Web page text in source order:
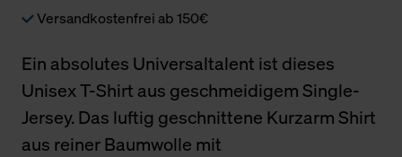
Versandkostenfrei ab 150€
Ein absolutes Universaltalent ist dieses
Unisex T-Shirt aus geschmeidigem Single-
Jersey. Das luftig geschnittene Kurzarm Shirt
aus reiner Baumwolle mit